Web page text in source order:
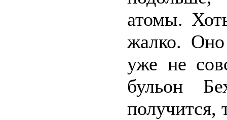
атомы.
жалко. Оно
уже не
бульон
получится,